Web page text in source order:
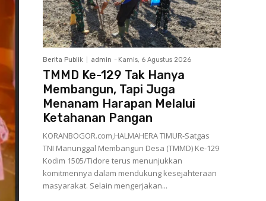
Berita Publik admin - Kamis, 6 Agustus 2026
TMMD Ke-129 Tak Hanya
Membangun, Tapi Juga
Menanam Harapan Melalui
Ketahanan Pangan
KORANBOGOR.com,HALMAHERA TIMUR-Satgas
TNI Manunggal Membangun Desa (TMMD) Ke-129
Kodim 1505/Tidore terus menunjukkan
komitmennya dalam mendukung kesejahteraan
masyarakat. Selain mengerjakan...